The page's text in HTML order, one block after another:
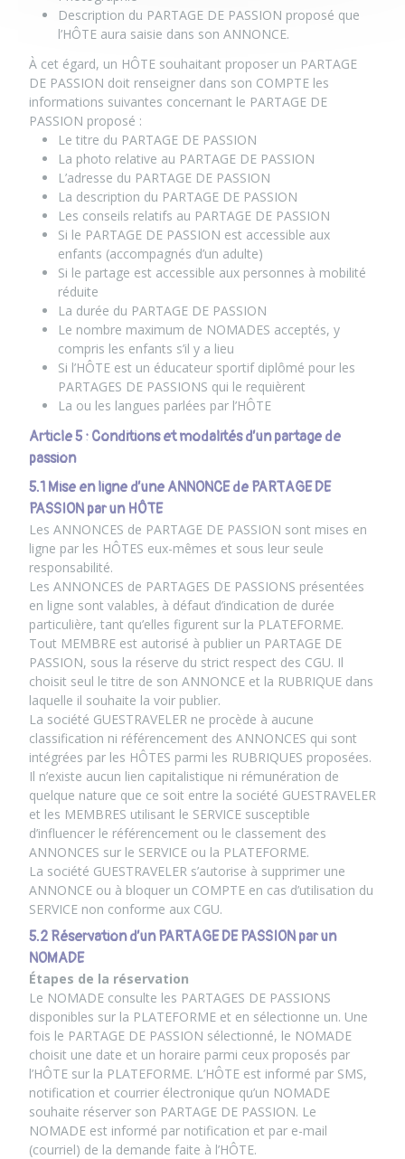
Description du PARTAGE DE PASSION proposé que
l’HÔTE aura saisie dans son ANNONCE.
À cet égard, un HÔTE souhaitant proposer un PARTAGE
DE PASSION doit renseigner dans son COMPTE les
informations suivantes concernant le PARTAGE DE
PASSION proposé :
Le titre du PARTAGE DE PASSION
La photo relative au PARTAGE DE PASSION
L’adresse du PARTAGE DE PASSION
La description du PARTAGE DE PASSION
Les conseils relatifs au PARTAGE DE PASSION
Si le PARTAGE DE PASSION est accessible aux
enfants (accompagnés d’un adulte)
Si le partage est accessible aux personnes à mobilité
réduite
La durée du PARTAGE DE PASSION
Le nombre maximum de NOMADES acceptés, y
compris les enfants s’il y a lieu
Si l’HÔTE est un éducateur sportif diplômé pour les
PARTAGES DE PASSIONS qui le requièrent
La ou les langues parlées par l’HÔTE
Article 5 : Conditions et modalités d’un partage de
passion
5.1 Mise en ligne d’une ANNONCE de PARTAGE DE
PASSION par un HÔTE
Les ANNONCES de PARTAGE DE PASSION sont mises en
ligne par les HÔTES eux-mêmes et sous leur seule
responsabilité.
Les ANNONCES de PARTAGES DE PASSIONS présentées
en ligne sont valables, à défaut d’indication de durée
particulière, tant qu’elles figurent sur la PLATEFORME.
Tout MEMBRE est autorisé à publier un PARTAGE DE
PASSION, sous la réserve du strict respect des CGU. Il
choisit seul le titre de son ANNONCE et la RUBRIQUE dans
laquelle il souhaite la voir publier.
La société GUESTRAVELER ne procède à aucune
classification ni référencement des ANNONCES qui sont
intégrées par les HÔTES parmi les RUBRIQUES proposées.
Il n’existe aucun lien capitalistique ni rémunération de
quelque nature que ce soit entre la société GUESTRAVELER
et les MEMBRES utilisant le SERVICE susceptible
d’influencer le référencement ou le classement des
ANNONCES sur le SERVICE ou la PLATEFORME.
La société GUESTRAVELER s’autorise à supprimer une
ANNONCE ou à bloquer un COMPTE en cas d’utilisation du
SERVICE non conforme aux CGU.
5.2 Réservation d’un PARTAGE DE PASSION par un
NOMADE
Étapes de la réservation
Le NOMADE consulte les PARTAGES DE PASSIONS
disponibles sur la PLATEFORME et en sélectionne un. Une
fois le PARTAGE DE PASSION sélectionné, le NOMADE
choisit une date et un horaire parmi ceux proposés par
l’HÔTE sur la PLATEFORME. L’HÔTE est informé par SMS,
notification et courrier électronique qu’un NOMADE
souhaite réserver son PARTAGE DE PASSION. Le
NOMADE est informé par notification et par e-mail
(courriel) de la demande faite à l’HÔTE.